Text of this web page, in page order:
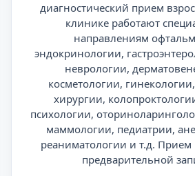
диагностический прием
клинике работают
направлениям
эндокринологии,
неврологии,
косметологии,
хирургии,
психологии,
маммологии, педиатрии,
реаниматологии и т.д. Прием
предварительной